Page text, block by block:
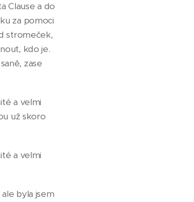
Clause a do
za pomoci
stromeček,
kdo je.
zase
a velmi
už skoro
a velmi
byla jsem